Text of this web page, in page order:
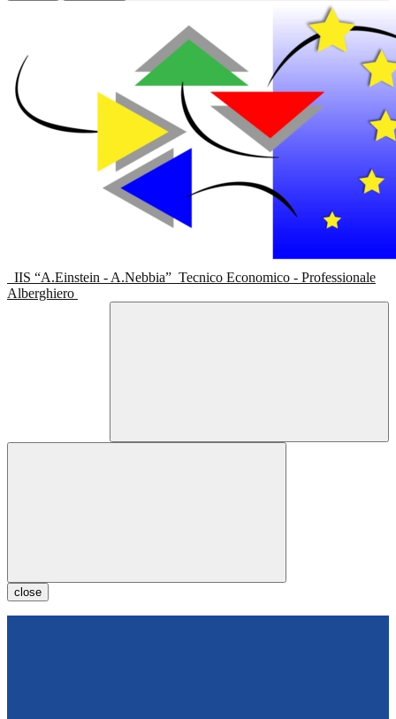
IIS “A.Einstein - A.Nebbia” Tecnico Economico - Professionale
Alberghiero
close